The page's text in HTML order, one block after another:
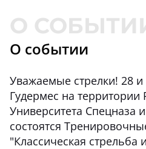
О событии
Уважаемые стрелки! 28
Гудермес на территории
Университета Спецназа
состоятся
"Классическая стрельба